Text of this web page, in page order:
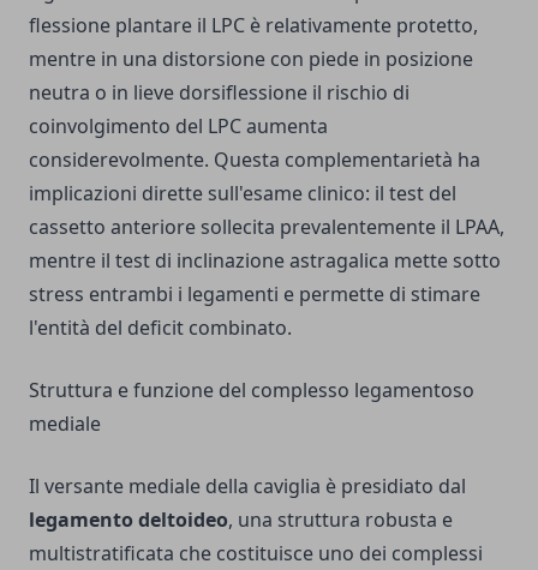
flessione plantare il LPC è relativamente protetto,
mentre in una distorsione con piede in posizione
neutra o in lieve dorsiflessione il rischio di
coinvolgimento del LPC aumenta
considerevolmente. Questa complementarietà ha
implicazioni dirette sull'esame clinico: il test del
cassetto anteriore sollecita prevalentemente il LPAA,
mentre il test di inclinazione astragalica mette sotto
stress entrambi i legamenti e permette di stimare
l'entità del deficit combinato.
Struttura e funzione del complesso legamentoso
mediale
Il versante mediale della caviglia è presidiato dal
legamento deltoideo, una struttura robusta e
multistratificata che costituisce uno dei complessi